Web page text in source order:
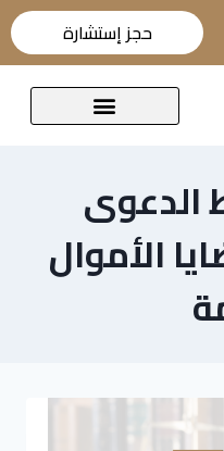
حجز إستشارة
الأموال